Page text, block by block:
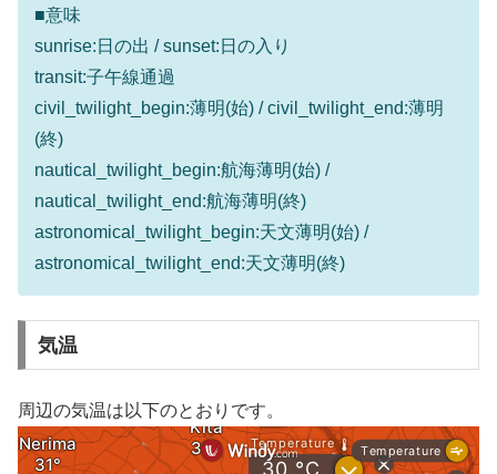
■意味
sunrise:日の出 / sunset:日の入り
transit:子午線通過
civil_twilight_begin:薄明(始) / civil_twilight_end:薄明
(終)
nautical_twilight_begin:航海薄明(始) /
nautical_twilight_end:航海薄明(終)
astronomical_twilight_begin:天文薄明(始) /
astronomical_twilight_end:天文薄明(終)
気温
周辺の気温は以下のとおりです。